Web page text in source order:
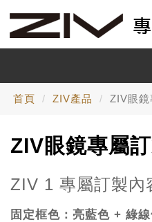
首頁 ZIV產品 ZIV眼鏡
ZIV眼鏡專屬
ZIV 1 專屬訂製內
固定框色： 亮藍色 + 綠